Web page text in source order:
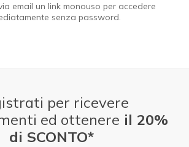
email un link monouso per accedere
senza password.
per ricevere
ed ottenere il 20%
di SCONTO*